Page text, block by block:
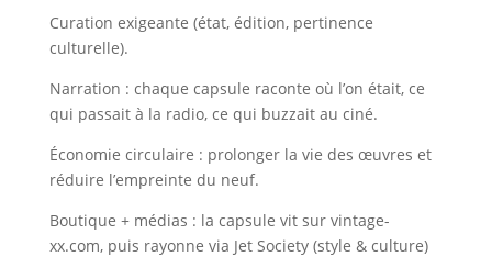
Curation exigeante (état, édition, pertinence
culturelle).
Narration : chaque capsule raconte où l’on était, ce
qui passait à la radio, ce qui buzzait au ciné.
Économie circulaire : prolonger la vie des œuvres et
réduire l’empreinte du neuf.
Boutique + médias : la capsule vit sur vintage-
xx.com, puis rayonne via Jet Society (style & culture)